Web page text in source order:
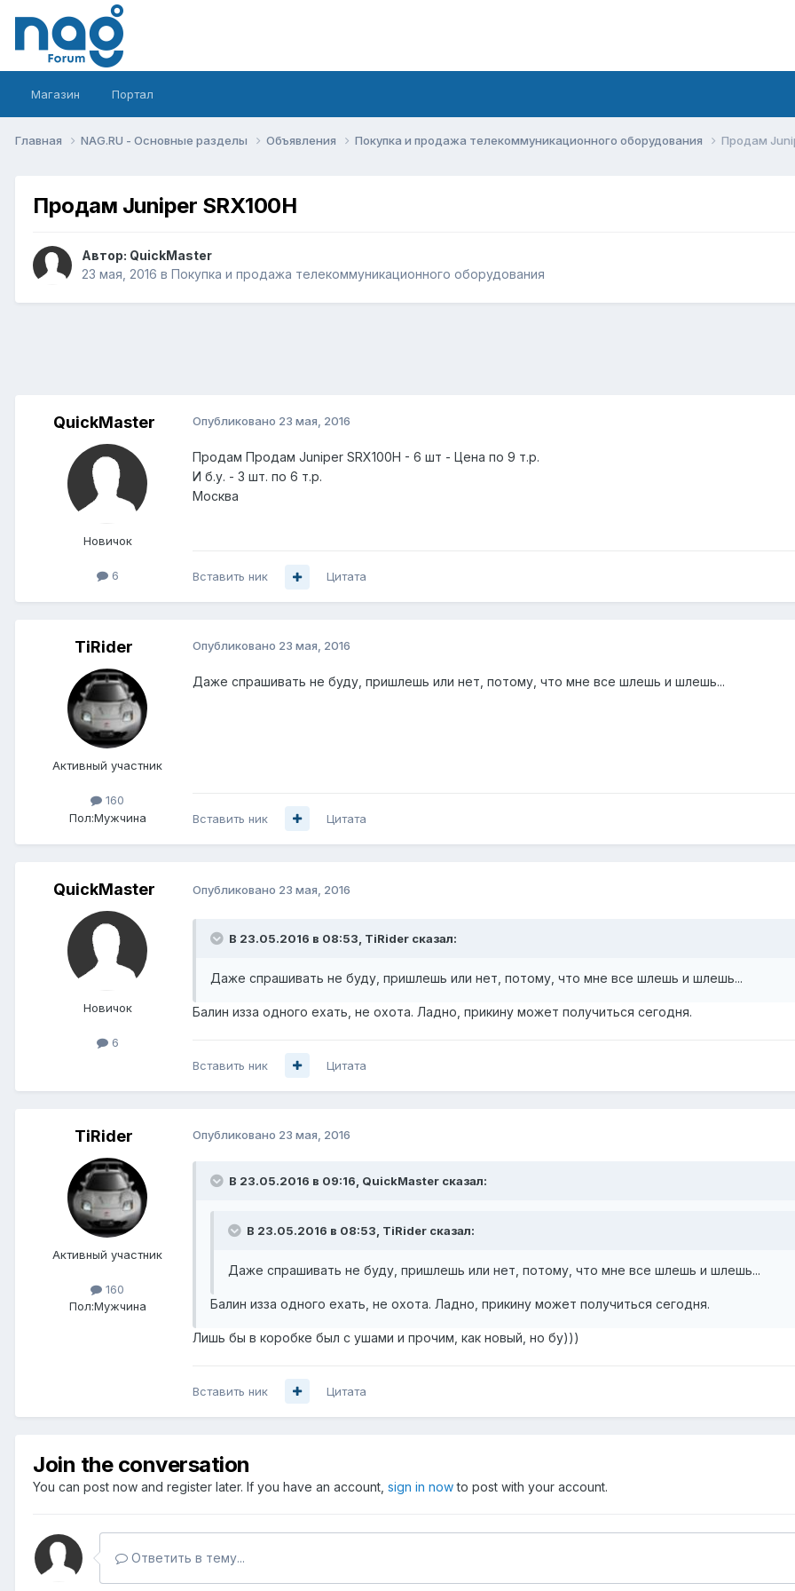
Магазин Портал
Главная NAG.RU - Основные разделы Объявления Покупка и продажа телекоммуникационного оборудования Продам
Продам Juniper SRX100H
Автор: QuickMaster
23 мая, 2016 в Покупка и продажа телекоммуникационного оборудования
QuickMaster
Новичок
6
Опубликовано 23 мая, 2016
Продам Продам Juniper SRX100H - 6 шт - Цена по 9 т.р.
И б.у. - 3 шт. по 6 т.р.
Москва
Вставить ник Цитата
TiRider
Активный участник
160
Пол:Мужчина
Опубликовано 23 мая, 2016
Даже спрашивать не буду, пришлешь или нет, потому, что мне все шлешь и шлешь...
Вставить ник Цитата
QuickMaster
Новичок
6
Опубликовано 23 мая, 2016
В 23.05.2016 в 08:53, TiRider сказал:
Даже спрашивать не буду, пришлешь или нет, потому, что мне все шлешь и шлешь...
Балин изза одного ехать, не охота. Ладно, прикину может получиться сегодня.
Вставить ник Цитата
TiRider
Активный участник
160
Пол:Мужчина
Опубликовано 23 мая, 2016
В 23.05.2016 в 09:16, QuickMaster сказал:
В 23.05.2016 в 08:53, TiRider сказал:
Даже спрашивать не буду, пришлешь или нет, потому, что мне все шлешь и шлешь...
Балин изза одного ехать, не охота. Ладно, прикину может получиться сегодня.
Лишь бы в коробке был с ушами и прочим, как новый, но бу)))
Вставить ник Цитата
Join the conversation
You can post now and register later. If you have an account, sign in nowto post with your account.
Ответить в тему...